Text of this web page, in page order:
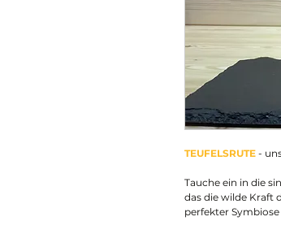
TEUFELSRUTE -
Tauche ein in die
das die wilde Kraft
perfekter